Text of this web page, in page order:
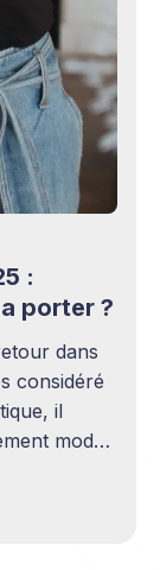
:
porter ?
dans
considéré
il
mode.
banane